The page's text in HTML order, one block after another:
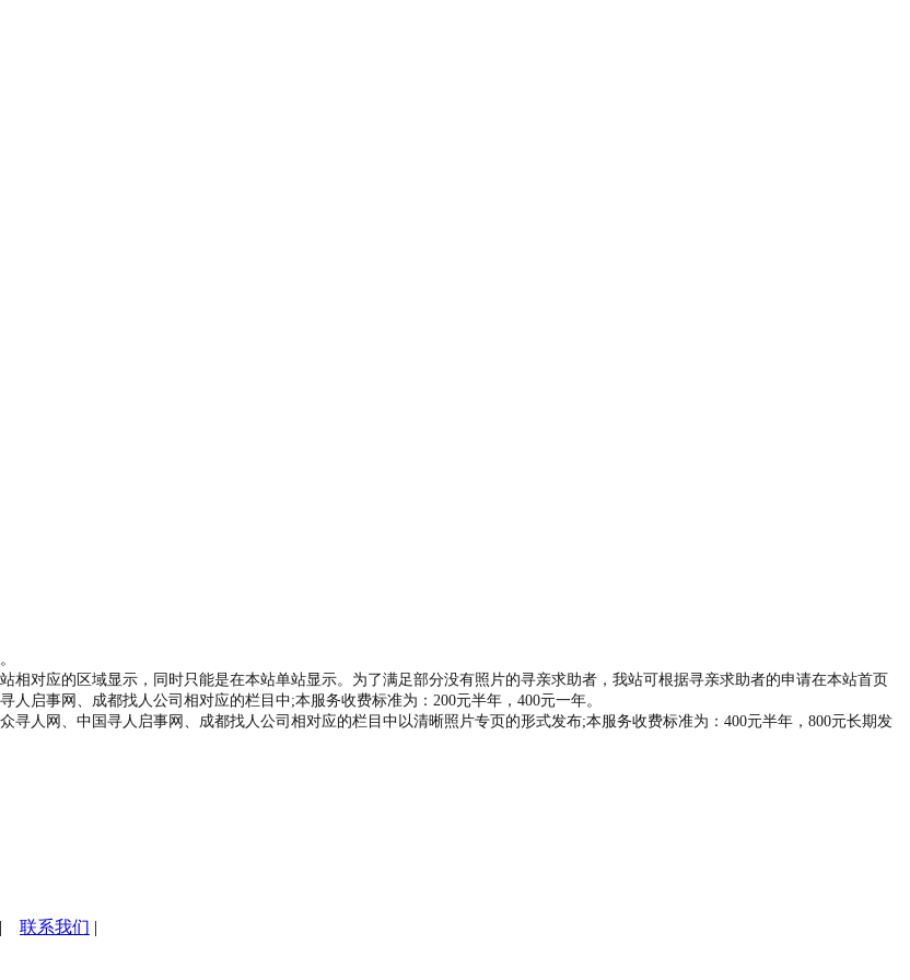
对应的区域显示，同时只能是在本站单站显示。为了满足部分没有照片的寻亲求助者，我站可根据寻亲求助者的申请在本站首页
启事网、成都找人公司相对应的栏目中;本服务收费标准为：200元半年，400元一年。
人网、中国寻人启事网、成都找人公司相对应的栏目中以清晰照片专页的形式发布;本服务收费标准为：400元半年，800元长期发
| 联系我们 |